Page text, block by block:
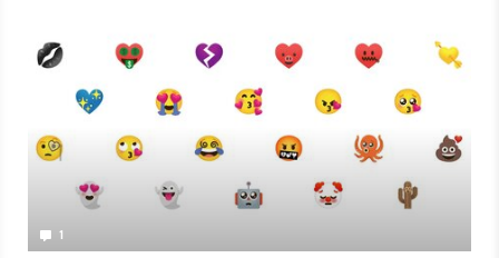
1